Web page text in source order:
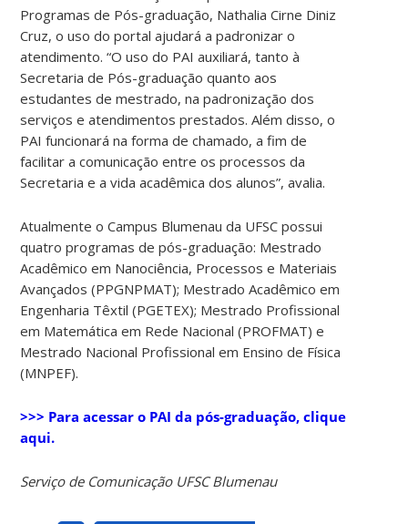
Programas de Pós-graduação, Nathalia Cirne Diniz
Cruz, o uso do portal ajudará a padronizar o
atendimento. “O uso do PAI auxiliará, tanto à
Secretaria de Pós-graduação quanto aos
estudantes de mestrado, na padronização dos
serviços e atendimentos prestados. Além disso, o
PAI funcionará na forma de chamado, a fim de
facilitar a comunicação entre os processos da
Secretaria e a vida acadêmica dos alunos”, avalia.
Atualmente o Campus Blumenau da UFSC possui
quatro programas de pós-graduação: Mestrado
Acadêmico em Nanociência, Processos e Materiais
Avançados (PPGNPMAT); Mestrado Acadêmico em
Engenharia Têxtil (PGETEX); Mestrado Profissional
em Matemática em Rede Nacional (PROFMAT) e
Mestrado Nacional Profissional em Ensino de Física
(MNPEF).
>>> Para acessar o PAI da pós-graduação, clique
aqui.
Serviço de Comunicação UFSC Blumenau